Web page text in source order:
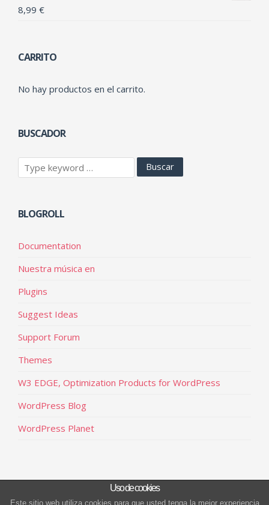
8,99 €
CARRITO
No hay productos en el carrito.
BUSCADOR
BLOGROLL
Documentation
Nuestra música en
Plugins
Suggest Ideas
Support Forum
Themes
W3 EDGE, Optimization Products for WordPress
WordPress Blog
WordPress Planet
Uso de cookies
Este sitio web utiliza cookies para que usted tenga la mejor experiencia